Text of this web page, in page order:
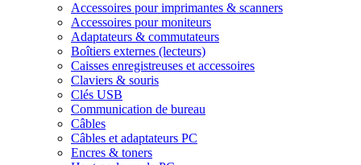
Accessoires pour imprimantes & scanners
Accessoires pour moniteurs
Adaptateurs & commutateurs
Boîtiers externes (lecteurs)
Caisses enregistreuses et accessoires
Claviers & souris
Clés USB
Communication de bureau
Câbles
Câbles et adaptateurs PC
Encres & toners